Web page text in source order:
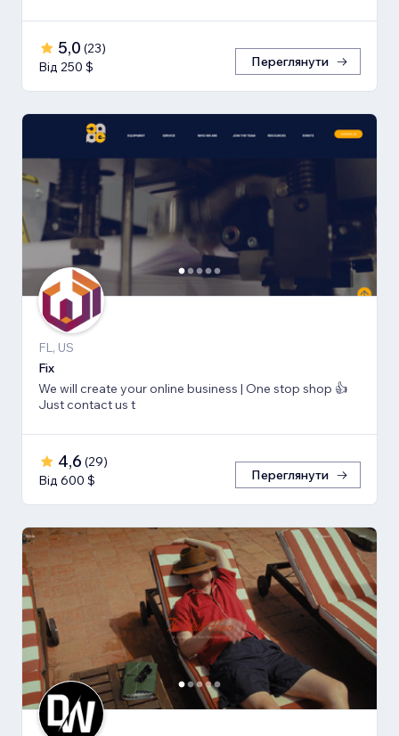
5,0 (23)
Від 250 $
Переглянути
FL, US
Fix
We will create your online business | One stop shop 👍
Just contact us t
4,6 (29)
Від 600 $
Переглянути